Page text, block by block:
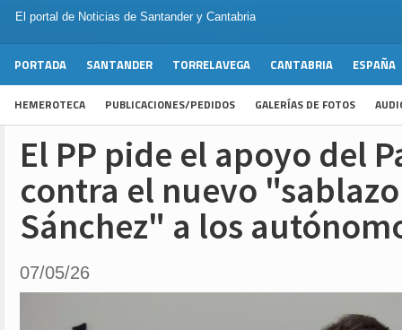
El portal de Noticias de Santander y Cantabria
PORTADA SANTANDER TORRELAVEGA CANTABRIA ESPAÑA
HEMEROTECA PUBLICACIONES/PEDIDOS GALERÍAS DE FOTOS
El PP pide el apoyo del
contra el nuevo
Sánchez" a los
07/05/26